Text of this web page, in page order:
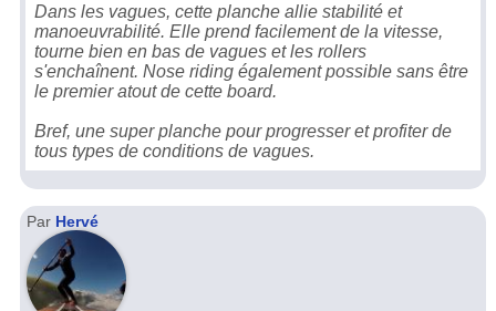
Dans les vagues, cette planche allie stabilité et
manoeuvrabilité. Elle prend facilement de la vitesse,
tourne bien en bas de vagues et les rollers
s'enchaînent. Nose riding également possible sans être
le premier atout de cette board.
Bref, une super planche pour progresser et profiter de
tous types de conditions de vagues.
Par Hervé